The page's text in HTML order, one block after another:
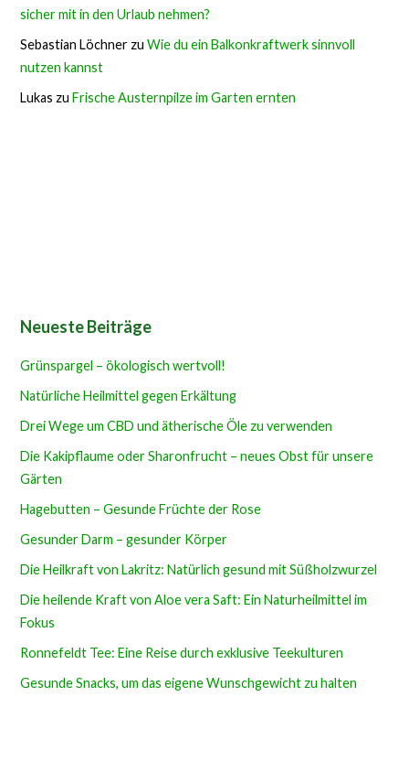
sicher mit in den Urlaub nehmen?
Sebastian Löchner zuWie du ein Balkonkraftwerk sinnvoll
nutzen kannst
Lukas zuFrische Austernpilze im Garten ernten
Neueste Beiträge
Grünspargel – ökologisch wertvoll!
Natürliche Heilmittel gegen Erkältung
Drei Wege um CBD und ätherische Öle zu verwenden
Die Kakipflaume oder Sharonfrucht – neues Obst für unsere
Gärten
Hagebutten – Gesunde Früchte der Rose
Gesunder Darm – gesunder Körper
Die Heilkraft von Lakritz: Natürlich gesund mit Süßholzwurzel
Die heilende Kraft von Aloe vera Saft: Ein Naturheilmittel im
Fokus
Ronnefeldt Tee: Eine Reise durch exklusive Teekulturen
Gesunde Snacks, um das eigene Wunschgewicht zu halten